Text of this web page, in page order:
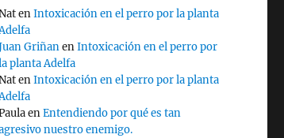
enIntoxicación en el perro por la planta
GriñanenIntoxicación en el perro por
planta Adelfa
enIntoxicación en el perro por la planta
enEntendiendo por qué es tan
nuestro enemigo.